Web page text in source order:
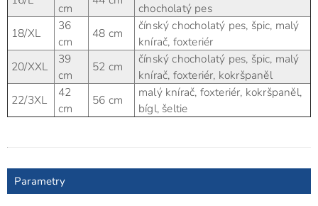
cm
chocholatý pes
18/XL
36
cm
48 cm
čínský chocholatý pes, špic, malý
knírač, foxteriér
20/XXL
39
cm
52 cm
čínský chocholatý pes, špic, malý
knírač, foxteriér, kokršpaněl
22/3XL
42
cm
56 cm
malý knírač, foxteriér, kokršpaněl,
bígl, šeltie
Parametry